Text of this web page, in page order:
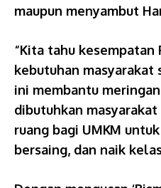
maupun menyambut
“Kita tahu kesempatan
kebutuhan masyarakat
ini membantu
dibutuhkan
ruang bagi UMKM
bersaing, dan naik